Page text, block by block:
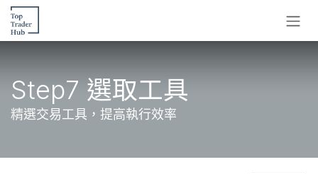
跳至內容
Step7 選取工具
精選交易工具，提高執行效率